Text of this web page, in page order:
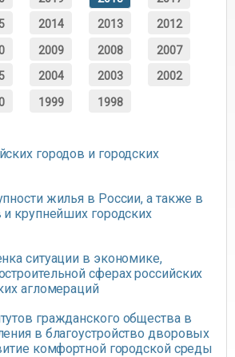
2014 2013 2012
2009 2008 2007
2004 2003 2002
1999 1998
городов и городских
жилья в России, а также в
и крупнейших городских
ситуации в экономике,
сферах российских
агломераций
гражданского общества в
в благоустройство дворовых
комфортной городской среды